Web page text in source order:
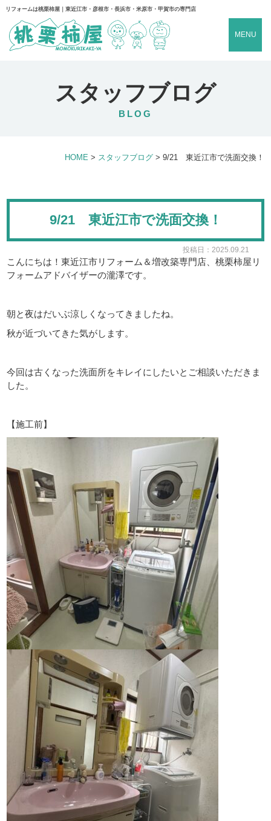
リフォームは桃栗柿屋｜東近江市・彦根市・長浜市・米原市・甲賀市の専門店
MENU
スタッフブログ
BLOG
HOME > スタッフブログ> 9/21 東近江市で洗面交換！
9/21 東近江市で洗面交換！
投稿日：2025.09.21
こんにちは！東近江市リフォーム＆増改築専門店、桃栗柿屋リ
フォームアドバイザーの瀧澤です。
朝と夜はだいぶ涼しくなってきましたね。
秋が近づいてきた気がします。
今回は古くなった洗面所をキレイにしたいとご相談いただきま
した。
【施工前】